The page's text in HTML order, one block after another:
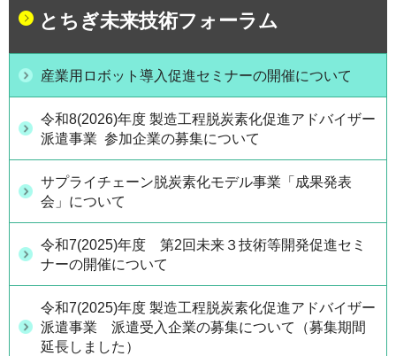
とちぎ未来技術フォーラム
産業用ロボット導入促進セミナーの開催について
令和8(2026)年度 製造工程脱炭素化促進アドバイザー
派遣事業 参加企業の募集について
サプライチェーン脱炭素化モデル事業「成果発表
会」について
令和7(2025)年度 第2回未来３技術等開発促進セミ
ナーの開催について
令和7(2025)年度 製造工程脱炭素化促進アドバイザー
派遣事業 派遣受入企業の募集について（募集期間
延長しました）